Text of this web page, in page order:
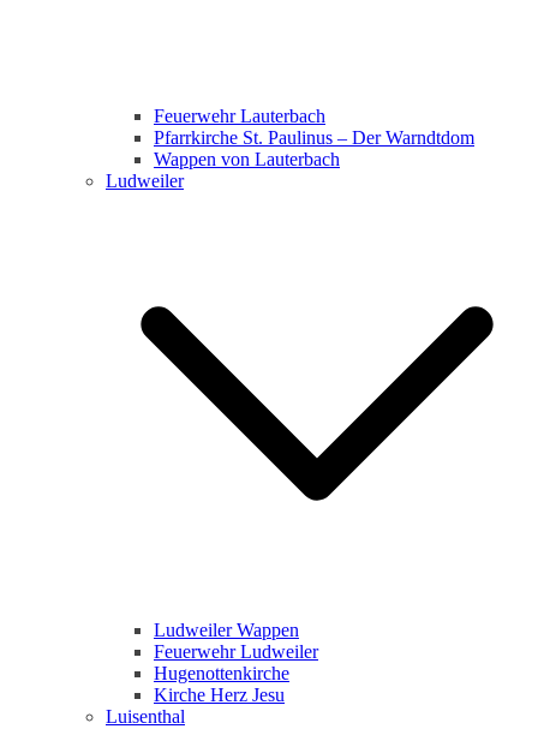
Feuerwehr Lauterbach
Pfarrkirche St. Paulinus – Der Warndtdom
Wappen von Lauterbach
Ludweiler
Ludweiler Wappen
Feuerwehr Ludweiler
Hugenottenkirche
Kirche Herz Jesu
Luisenthal